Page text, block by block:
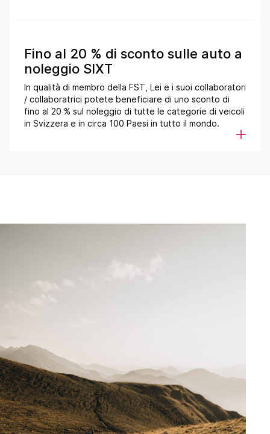
Fino al 20 % di sconto sulle auto a
noleggio SIXT
In qualità di membro della FST, Lei e i suoi collaboratori
/ collaboratrici potete beneficiare di uno sconto di
fino al 20 % sul noleggio di tutte le categorie di veicoli
in Svizzera e in circa 100 Paesi in tutto il mondo.